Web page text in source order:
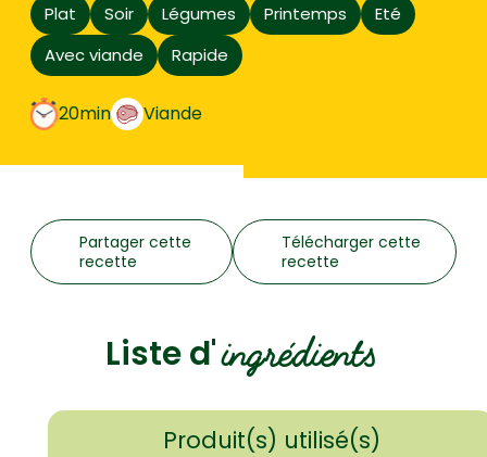
Plat Soir Légumes Printemps
Eté
Avec viande
Rapide
20min Viande
Partager cette
recette
Télécharger cette
recette
Liste d'ingrédients
Produit(s) utilisé(s)